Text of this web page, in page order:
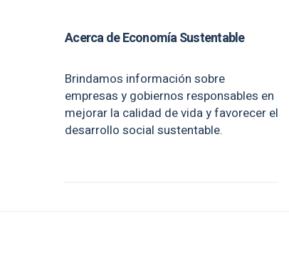
Acerca de Economía Sustentable
Brindamos información sobre
empresas y gobiernos responsables en
mejorar la calidad de vida y favorecer el
desarrollo social sustentable.